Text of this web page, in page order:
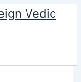
Vedic